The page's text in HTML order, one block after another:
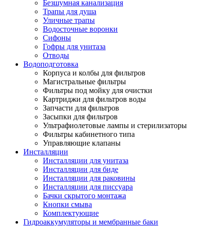
Безшумная канализация
Трапы для душа
Уличные трапы
Водосточные воронки
Сифоны
Гофры для унитаза
Отводы
Водоподготовка
Корпуса и колбы для фильтров
Магистральные фильтры
Фильтры под мойку для очистки
Картриджи для фильтров воды
Запчасти для фильтров
Засыпки для фильтров
Ультрафиолетовые лампы и стерилизаторы
Фильтры кабинетного типа
Управляющие клапаны
Инсталляции
Инсталляции для унитаза
Инсталляции для биде
Инсталляции для раковины
Инсталляции для писсуара
Бачки скрытого монтажа
Кнопки смыва
Комплектующие
Гидроаккумуляторы и мембранные баки